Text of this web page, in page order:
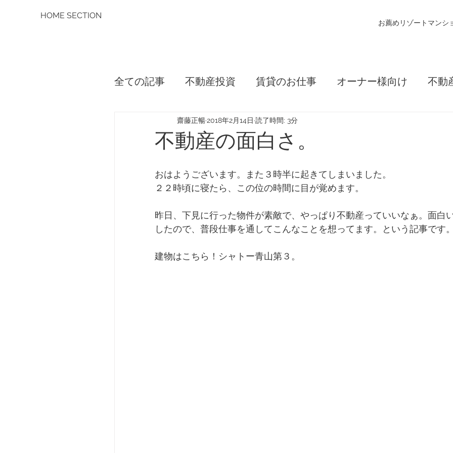
HOME SECTION
お薦めリゾートマンシ
全ての記事 不動産投資 賃貸のお仕事 オーナー様向け 不動
不動産の面白さ 住まいの購入
不動産の面白さ。
齋藤正暢2018年2月14日 読了時間: 3分
おはようございます。また３時半に起きてしまいました。
２２時頃に寝たら、この位の時間に目が覚めます。
昨日、下見に行った物件が素敵で、やっぱり不動産っていいなぁ。面白
したので、普段仕事を通してこんなことを想ってます。という記事です
建物はこちら！シャトー青山第３。